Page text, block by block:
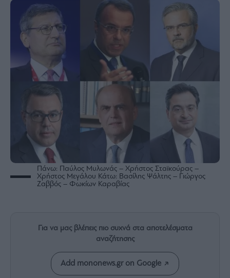
Story
Media
Winners
Losers
ESG
Mononews2030
Άρθρα
Συνεντεύξεις
Πάνω: Παύλος Μυλωνάς – Χρήστος Σταϊκούρας –
Χρήστος Μεγάλου Κάτω: Βασίλης Ψάλτης – Γιώργος
Ζαββός – Φωκίων Καραβίας
Για να μας βλέπεις πιο συχνά στα αποτελέσματα
αναζήτησης
Add mononews.gr on Google